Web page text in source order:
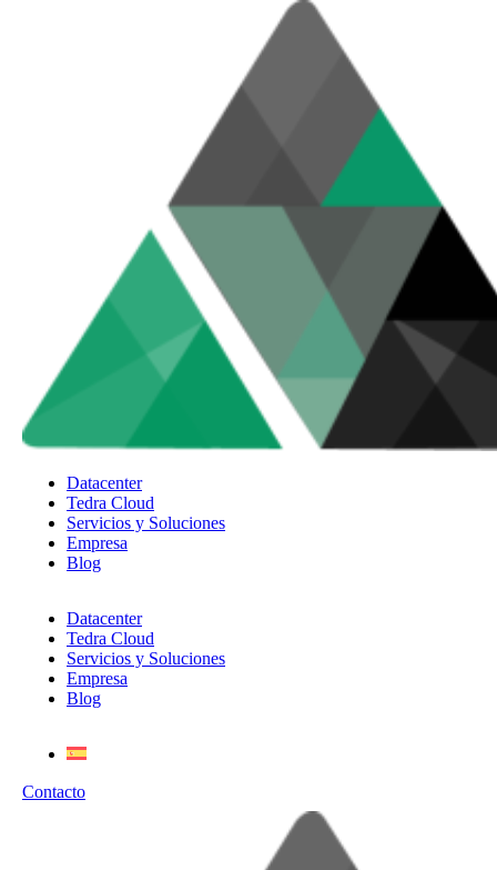
Datacenter
Tedra Cloud
Servicios y Soluciones
Empresa
Blog
Datacenter
Tedra Cloud
Servicios y Soluciones
Empresa
Blog
Contacto